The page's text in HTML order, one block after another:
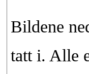
Bildene
tatt i. Alle